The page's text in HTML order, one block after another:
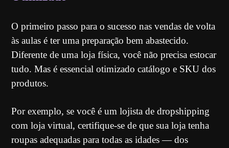
O primeiro passo para o sucesso nas vendas de volta
às aulas é ter uma preparação bem abastecido.
Diferente de uma loja física, você não precisa estocar
tudo. Mas é essencial otimizado catálogo e SKU dos
produtos.
Por exemplo, se você é um lojista de dropshipping
com loja virtual, certifique-se de que sua loja tenha
roupas adequadas para todas as idades — dos